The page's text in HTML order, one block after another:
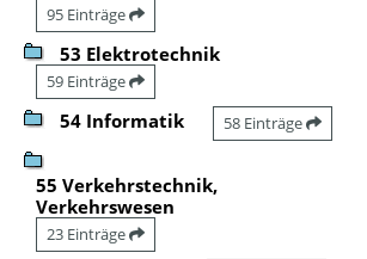
95 Einträge
53 Elektrotechnik
59 Einträge
54 Informatik 58 Einträge
55 Verkehrstechnik,
Verkehrswesen
23 Einträge